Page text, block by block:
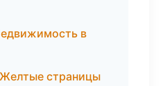
в
страницы